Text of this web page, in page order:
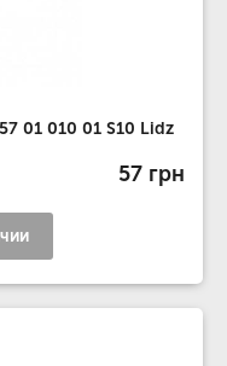
01 010 01 S10 Lidz
57 грн